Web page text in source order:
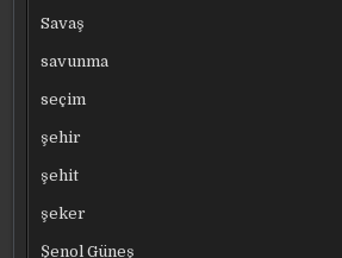
Savaş
savunma
seçim
şehir
şehit
şeker
Şenol Güneş